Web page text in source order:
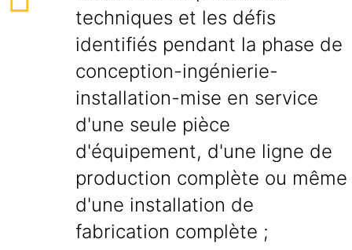
techniques et les défis
identifiés pendant la phase de
conception-ingénierie-
installation-mise en service
d'une seule pièce
d'équipement, d'une ligne de
production complète ou même
d'une installation de
fabrication complète ;